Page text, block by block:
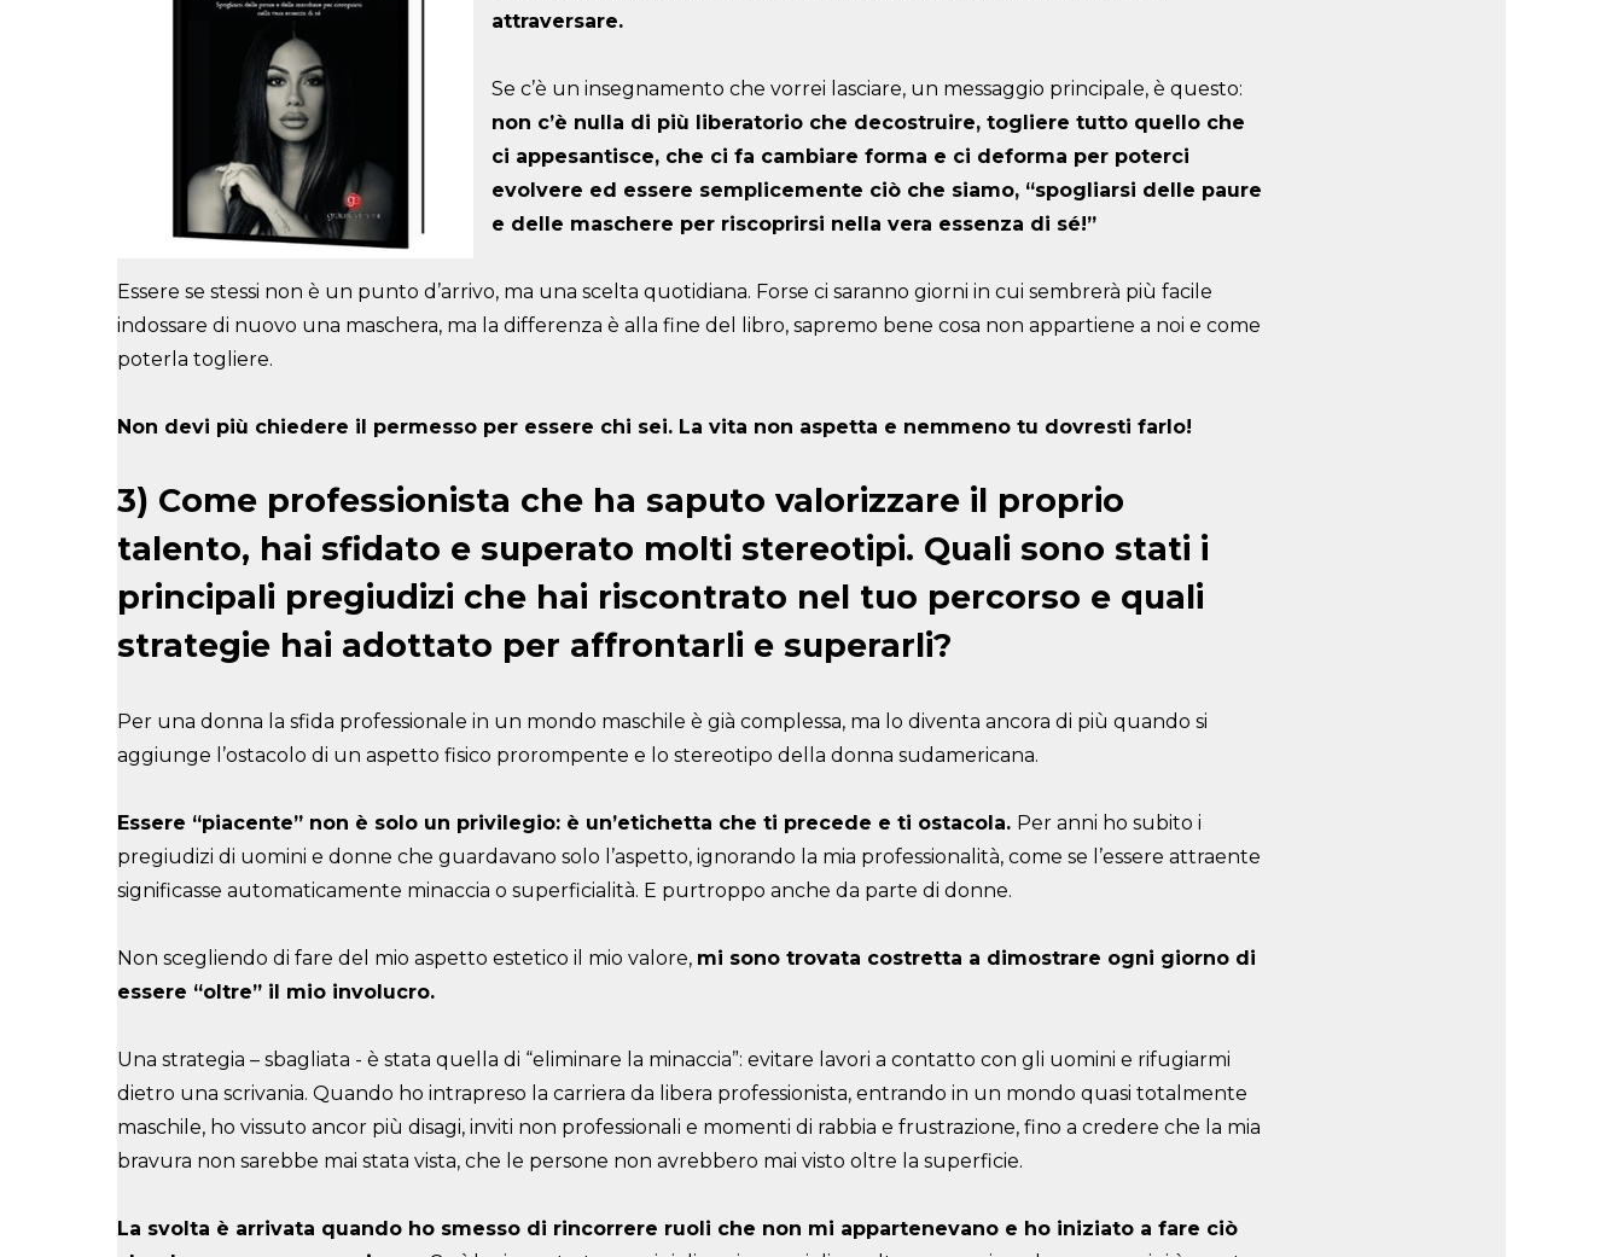
attraversare.
Se c’è un insegnamento che vorrei lasciare, un messaggio principale, è questo:
non c’è nulla di più liberatorio che decostruire, togliere tutto quello che
ci appesantisce, che ci fa cambiare forma e ci deforma per poterci
evolvere ed essere semplicemente ciò che siamo, “spogliarsi delle paure
e delle maschere per riscoprirsi nella vera essenza di sé!”
Essere se stessi non è un punto d’arrivo, ma una scelta quotidiana. Forse ci saranno giorni in cui sembrerà più facile
indossare di nuovo una maschera, ma la differenza è alla fine del libro, sapremo bene cosa non appartiene a noi e come
poterla togliere.
Non devi più chiedere il permesso per essere chi sei. La vita non aspetta e nemmeno tu dovresti farlo!
3) Come professionista che ha saputo valorizzare il proprio
talento, hai sfidato e superato molti stereotipi. Quali sono stati i
principali pregiudizi che hai riscontrato nel tuo percorso e quali
strategie hai adottato per affrontarli e superarli?
Per una donna la sfida professionale in un mondo maschile è già complessa, ma lo diventa ancora di più quando si
aggiunge l’ostacolo di un aspetto fisico prorompente e lo stereotipo della donna sudamericana.
Essere “piacente” non è solo un privilegio: è un’etichetta che ti precede e ti ostacola. Per anni ho subito i
pregiudizi di uomini e donne che guardavano solo l’aspetto, ignorando la mia professionalità, come se l’essere attraente
significasse automaticamente minaccia o superficialità. E purtroppo anche da parte di donne.
Non scegliendo di fare del mio aspetto estetico il mio valore, mi sono trovata costretta a dimostrare ogni giorno di
essere “oltre” il mio involucro.
Una strategia – sbagliata - è stata quella di “eliminare la minaccia”: evitare lavori a contatto con gli uomini e rifugiarmi
dietro una scrivania. Quando ho intrapreso la carriera da libera professionista, entrando in un mondo quasi totalmente
maschile, ho vissuto ancor più disagi, inviti non professionali e momenti di rabbia e frustrazione, fino a credere che la mia
bravura non sarebbe mai stata vista, che le persone non avrebbero mai visto oltre la superficie.
La svolta è arrivata quando ho smesso di rincorrere ruoli che non mi appartenevano e ho iniziato a fare ciò